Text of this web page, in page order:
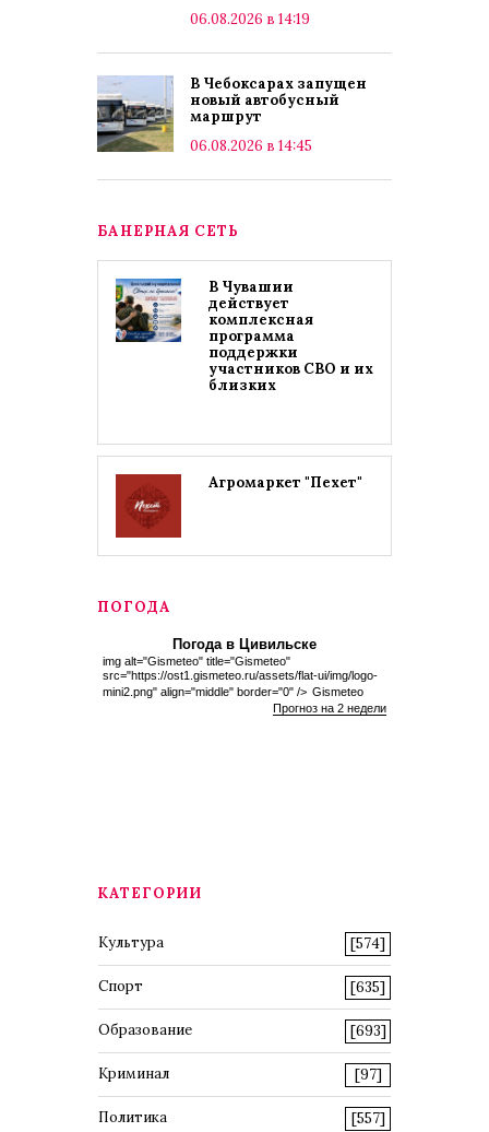
06.08.2026 в 14:19
В Чебоксарах запущен
новый автобусный
маршрут
06.08.2026 в 14:45
БАНЕРНАЯ СЕТЬ
В Чувашии
действует
комплексная
программа
поддержки
участников СВО и их
близких
Агромаркет "Пехет"
ПОГОДА
Погода в Цивильске
img alt="Gismeteo" title="Gismeteo"
src="https://ost1.gismeteo.ru/assets/flat-ui/img/logo-
mini2.png" align="middle" border="0" /> Gismeteo
Прогноз на 2 недели
КАТЕГОРИИ
Культура [574]
Спорт [635]
Образование [693]
Криминал [97]
Политика [557]